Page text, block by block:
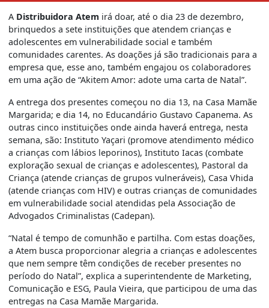
A Distribuidora Atem irá doar, até o dia 23 de dezembro,
brinquedos a sete instituições que atendem crianças e
adolescentes em vulnerabilidade social e também
comunidades carentes. As doações já são tradicionais para a
empresa que, esse ano, também engajou os colaboradores
em uma ação de “Akitem Amor: adote uma carta de Natal”.
A entrega dos presentes começou no dia 13, na Casa Mamãe
Margarida; e dia 14, no Educandário Gustavo Capanema. As
outras cinco instituições onde ainda haverá entrega, nesta
semana, são: Instituto Yaçari (promove atendimento médico
a crianças com lábios leporinos), Instituto Iacas (combate
exploração sexual de crianças e adolescentes), Pastoral da
Criança (atende crianças de grupos vulneráveis), Casa Vhida
(atende crianças com HIV) e outras crianças de comunidades
em vulnerabilidade social atendidas pela Associação de
Advogados Criminalistas (Cadepan).
“Natal é tempo de comunhão e partilha. Com estas doações,
a Atem busca proporcionar alegria a crianças e adolescentes
que nem sempre têm condições de receber presentes no
período do Natal”, explica a superintendente de Marketing,
Comunicação e ESG, Paula Vieira, que participou de uma das
entregas na Casa Mamãe Margarida.